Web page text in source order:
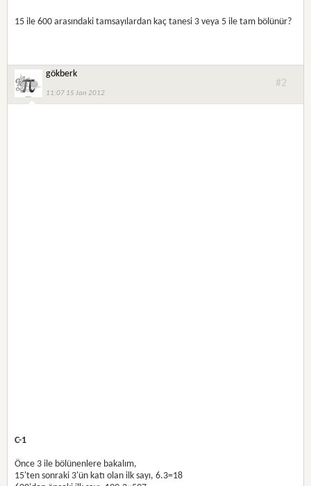
15 ile 600 arasındaki tamsayılardan kaç tanesi 3 veya 5 ile tam bölünür?
gökberk
11:07 15 Jan 2012
#2
C-1
Önce 3 ile bölünenlere bakalım,
15'ten sonraki 3'ün katı olan ilk sayı, 6.3=18